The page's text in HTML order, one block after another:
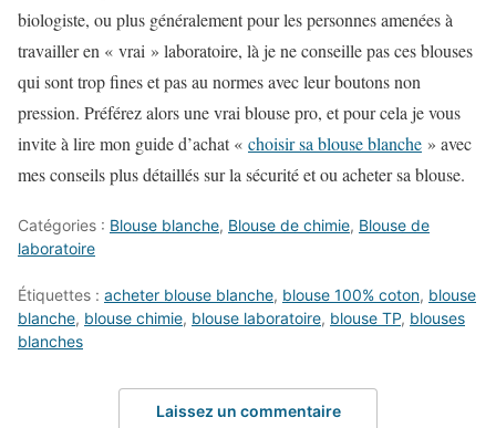
biologiste, ou plus généralement pour les personnes amenées à
travailler en « vrai » laboratoire, là je ne conseille pas ces blouses
qui sont trop fines et pas au normes avec leur boutons non
pression. Préférez alors une vrai blouse pro, et pour cela je vous
invite à lire mon guide d’achat « choisir sa blouse blanche » avec
mes conseils plus détaillés sur la sécurité et ou acheter sa blouse.
Catégories : Blouse blanche, Blouse de chimie, Blouse de
laboratoire
Étiquettes : acheter blouse blanche, blouse 100% coton, blouse
blanche, blouse chimie, blouse laboratoire, blouse TP, blouses
blanches
Laissez un commentaire